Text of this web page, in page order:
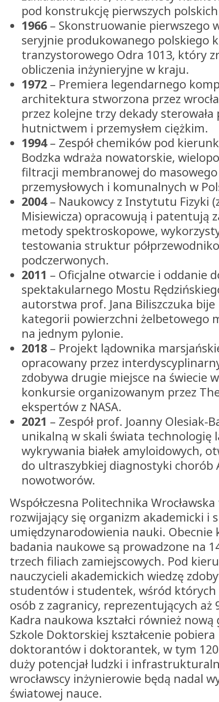
pod konstrukcję pierwszych
1966 – Skonstruowanie pierwszego
seryjnie produkowanego polskiego
tranzystorowego Odra 1013, który
obliczenia inżynieryjne w kraju.
1972 – Premiera legendarnego
architektura stworzona przez
przez kolejne trzy dekady sterowała
hutnictwem i przemysłem ciężkim.
1994– Zespół chemików pod
Bodzka wdraża nowatorskie,
filtracji membranowej do masowego
przemysłowych i komunalnych w
2004– Naukowcy z Instytutu Fizyki
Misiewicza) opracowują i patentują
metody spektroskopowe,
testowania struktur
podczerwonych.
2011 – Oficjalne otwarcie i oddanie
spektakularnego Mostu
autorstwa prof. Jana Biliszczuka
kategorii powierzchni żelbetowego
na jednym pylonie.
2018 – Projekt lądownika
opracowany przez interdyscyplinarny
zdobywa drugie miejsce na świecie
konkursie organizowanym przez
ekspertów z NASA.
2021 – Zespół prof. Joanny Olesiak-
unikalną w skali świata technologię
wykrywania białek amyloidowych,
do ultraszybkiej diagnostyki chorób
nowotworów.
Współczesna Politechnika
rozwijający się organizm akademicki i
umiędzynarodowienia nauki. Obecnie
badania naukowe są prowadzone na
trzech filiach zamiejscowych. Pod
nauczycieli akademickich wiedzę
studentów i studentek, wśród których
osób z zagranicy, reprezentujących aż
Kadra naukowa kształci również nową
Szkole Doktorskiej kształcenie
doktorantów i doktorantek, w tym 120
duży potencjał ludzki i
wrocławscy inżynierowie będą nadal
światowej nauce.